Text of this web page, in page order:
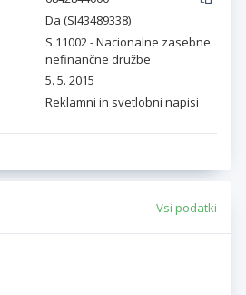
Da (SI43489338)
S.11002 - Nacionalne zasebne
nefinančne družbe
5. 5. 2015
Reklamni in svetlobni napisi
Vsi podatki